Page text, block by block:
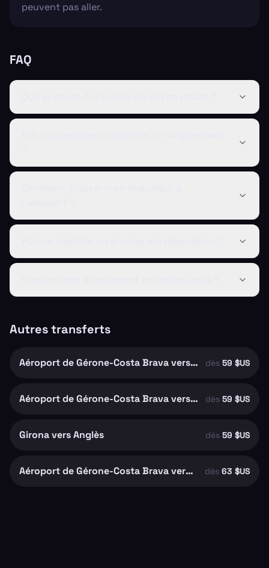
peuvent pas aller.
FAQ
Autres transferts
Aéroport de Gérone-Costa Brava vers Riudellots de la Selva dès 59 $US
Aéroport de Gérone-Costa Brava vers Girona dès 59 $US
Girona vers Anglès dès 59 $US
Aéroport de Gérone-Costa Brava vers Santa Coloma de Farners dès 63 $US